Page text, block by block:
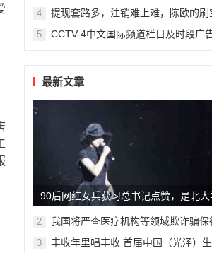
4
提现套路多，注销难上难，陈欧的刷
5
CCTV-4中文国际频道栏目及时段广
最新文章
90后网红女兵获习总书记点赞，是北大
霸也曾是海军陆战队员
2
我国将严查医疗机构等领域欺诈骗保
3
丰收年里唱丰收 首届中国（光泽）